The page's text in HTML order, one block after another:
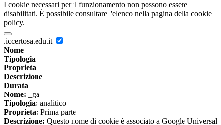
I cookie necessari per il funzionamento non possono essere
disabilitati. È possibile consultare l'elenco nella pagina della cookie
policy.
.iccertosa.edu.it
Nome
Tipologia
Proprieta
Descrizione
Durata
Nome: _ga
Tipologia: analitico
Proprieta: Prima parte
Descrizione: Questo nome di cookie è associato a Google Universal